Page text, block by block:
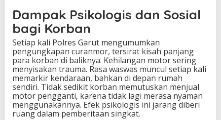
Dampak Psikologis dan Sosial
bagi Korban
Setiap kali Polres Garut mengumumkan
pengungkapan curanmor, tersirat kisah panjang
para korban di baliknya. Kehilangan motor sering
menyisakan trauma. Rasa waswas muncul setiap kali
memarkir kendaraan, bahkan di depan rumah
sendiri. Tidak sedikit korban memutuskan menjual
motor pengganti, karena tidak lagi merasa nyaman
menggunakannya. Efek psikologis ini jarang diberi
ruang dalam pemberitaan singkat.